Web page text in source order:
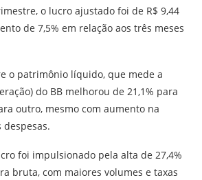
o lucro ajustado foi de R$ 9,44
de 7,5% em relação aos três meses
o patrimônio líquido, que mede a
do BB melhorou de 21,1% para
outro, mesmo com aumento na
foi impulsionado pela alta de 27,4%
bruta, com maiores volumes e taxas